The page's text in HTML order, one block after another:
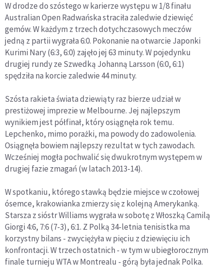
W drodze do szóstego w karierze występu w 1/8 finału
Australian Open Radwańska straciła zaledwie dziewięć
gemów. W każdym z trzech dotychczasowych meczów
jedną z partii wygrała 6:0. Pokonanie na otwarcie Japonki
Kurimi Nary (6:3, 6:0) zajęło jej 63 minuty. W pojedynku
drugiej rundy ze Szwedką Johanną Larsson (6:0, 6:1)
spędziła na korcie zaledwie 44 minuty.
Szósta rakieta świata dziewiąty raz bierze udział w
prestiżowej imprezie w Melbourne. Jej najlepszym
wynikiem jest półfinał, który osiągnęła rok temu.
Lepchenko, mimo porażki, ma powody do zadowolenia.
Osiągnęła bowiem najlepszy rezultat w tych zawodach.
Wcześniej mogła pochwalić się dwukrotnym występem w
drugiej fazie zmagań (w latach 2013-14).
W spotkaniu, którego stawką będzie miejsce w czołowej
ósemce, krakowianka zmierzy się z kolejną Amerykanką.
Starsza z sióstr Williams wygrała w sobotę z Włoszką Camilą
Giorgi 4:6, 7:6 (7-3), 6:1. Z Polką 34-letnia tenisistka ma
korzystny bilans - zwyciężyła w pięciu z dziewięciu ich
konfrontacji. W trzech ostatnich - w tym w ubiegłorocznym
finale turnieju WTA w Montrealu - górą była jednak Polka.